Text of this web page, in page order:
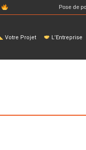
Pose de
Votre Projet L’Entreprise